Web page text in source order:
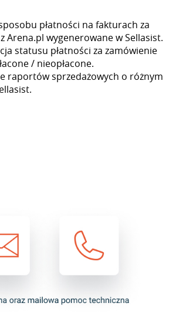
płatności na fakturach za
Arena.pl wygenerowane w Sellasist.
statusu płatności za zamówienie
/ nieopłacone.
raportów sprzedażowych o różnym